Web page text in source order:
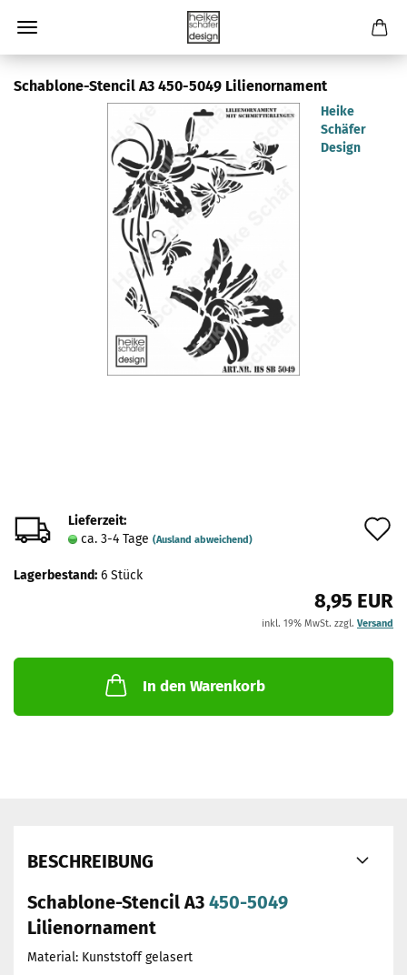
Schablone-Stencil A3 450-5049 Lilienornament
Heike
Schäfer
Design
Lieferzeit:
ca. 3-4 Tage (Ausland abweichend)
Lagerbestand: 6 Stück
8,95 EUR
inkl. 19% MwSt. zzgl. Versand
In den Warenkorb
BESCHREIBUNG
Schablone-Stencil A3 450-5049
Lilienornament
Material: Kunststoff gelasert